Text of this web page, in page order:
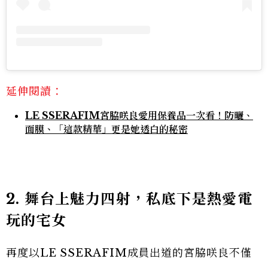
延伸閱讀：
LE SSERAFIM宮脇咲良愛用保養品一次看！防曬、
面膜、「這款精華」更是她透白的秘密
2. 舞台上魅力四射，私底下是熱愛電
玩的宅女
再度以LE SSERAFIM成員出道的宮脇咲良不僅